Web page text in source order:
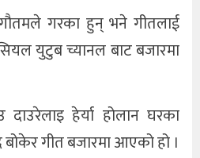
गरका हुन् भने गीतलाई
युटुब च्यानल बाट बजारमा
हेर्या होलान घरका
गीत बजारमा आएको हो ।